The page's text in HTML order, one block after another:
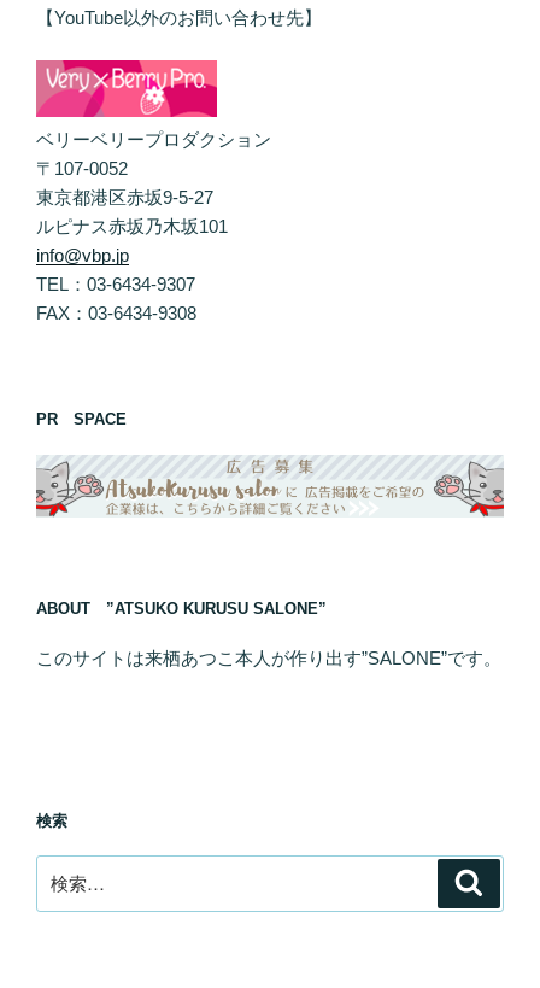
【YouTube以外のお問い合わせ先】
ベリーベリープロダクション
〒107-0052
東京都港区赤坂9-5-27
ルピナス赤坂乃木坂101
info@vbp.jp
TEL：03-6434-9307
FAX：03-6434-9308
PR SPACE
ABOUT ”ATSUKO KURUSU SALONE”
このサイトは来栖あつこ本人が作り出す”SALONE”です。
検索
索: